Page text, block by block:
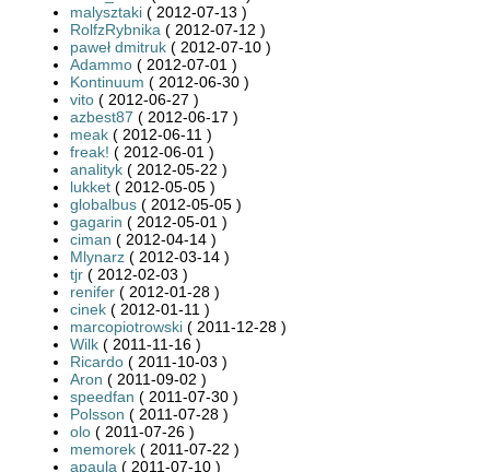
malysztaki ( 2012-07-13 )
RolfzRybnika ( 2012-07-12 )
paweł dmitruk ( 2012-07-10 )
Adammo ( 2012-07-01 )
Kontinuum ( 2012-06-30 )
vito ( 2012-06-27 )
azbest87 ( 2012-06-17 )
meak ( 2012-06-11 )
freak! ( 2012-06-01 )
analityk ( 2012-05-22 )
lukket ( 2012-05-05 )
globalbus ( 2012-05-05 )
gagarin ( 2012-05-01 )
ciman ( 2012-04-14 )
Mlynarz ( 2012-03-14 )
tjr ( 2012-02-03 )
renifer ( 2012-01-28 )
cinek ( 2012-01-11 )
marcopiotrowski ( 2011-12-28 )
Wilk ( 2011-11-16 )
Ricardo ( 2011-10-03 )
Aron ( 2011-09-02 )
speedfan ( 2011-07-30 )
Polsson ( 2011-07-28 )
olo ( 2011-07-26 )
memorek ( 2011-07-22 )
apaula ( 2011-07-10 )